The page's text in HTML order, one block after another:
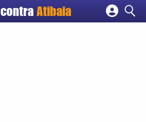
Atibaia